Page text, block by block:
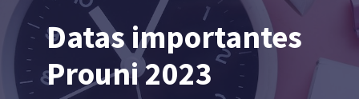
Datas importantes
Prouni 2023